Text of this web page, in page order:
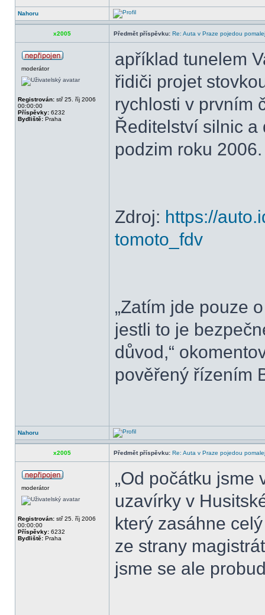
Nahoru
x2005 Předmět příspěvku: Re: Auta v Praze pojedou
moderátor
Registrován: stř 25. říj 2006
00:00:00
Příspěvky: 6232
Bydliště: Praha
apříklad tunelem
řidiči projet
rychlosti v prvním
Ředitelství silnic a
podzim roku 2006.
Zdroj: https://
tomoto_fdv
„Zatím jde pouze
jestli to je
důvod,“
pověřený řízením
Nahoru
x2005 Předmět příspěvku: Re: Auta v Praze pojedou
moderátor
Registrován: stř 25. říj 2006
00:00:00
Příspěvky: 6232
Bydliště: Praha
„Od počátku jsme
uzavírky v
který zasáhne
ze strany
jsme se ale